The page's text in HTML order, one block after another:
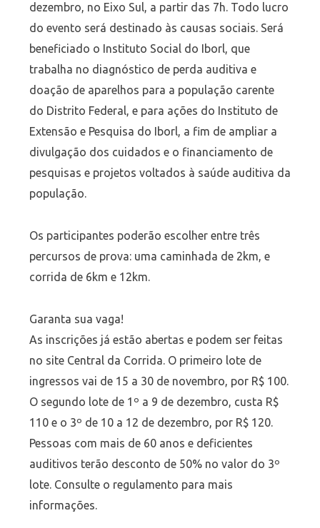
dezembro, no Eixo Sul, a partir das 7h. Todo lucro
do evento será destinado às causas sociais. Será
beneficiado o Instituto Social do Iborl, que
trabalha no diagnóstico de perda auditiva e
doação de aparelhos para a população carente
do Distrito Federal, e para ações do Instituto de
Extensão e Pesquisa do Iborl, a fim de ampliar a
divulgação dos cuidados e o financiamento de
pesquisas e projetos voltados à saúde auditiva da
população.
Os participantes poderão escolher entre três
percursos de prova: uma caminhada de 2km, e
corrida de 6km e 12km.
Garanta sua vaga!
As inscrições já estão abertas e podem ser feitas
no site Central da Corrida. O primeiro lote de
ingressos vai de 15 a 30 de novembro, por R$ 100.
O segundo lote de 1º a 9 de dezembro, custa R$
110 e o 3º de 10 a 12 de dezembro, por R$ 120.
Pessoas com mais de 60 anos e deficientes
auditivos terão desconto de 50% no valor do 3º
lote. Consulte o regulamento para mais
informações.